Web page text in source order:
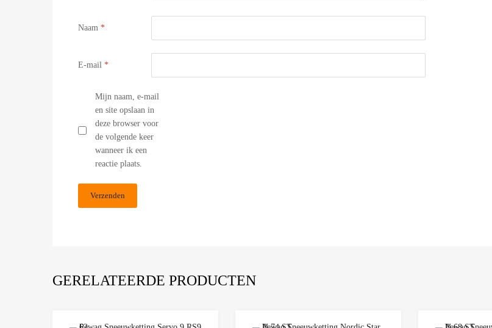
Naam *
E-mail *
Mijn naam, e-mail
en site opslaan in
deze browser voor
de volgende keer
wanneer ik een
reactie plaats.
GERELATEERDE PRODUCTEN